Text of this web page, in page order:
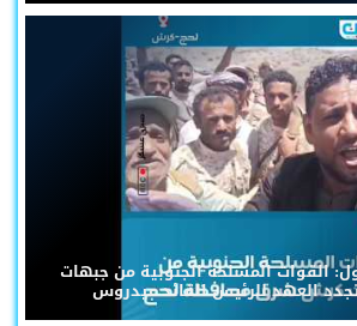
القوات المسلحة الجنوبية من جبهات
العهد للرئيس القائد عيدروس